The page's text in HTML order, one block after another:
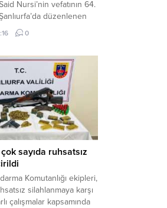
Nursi’nin vefatının 64.
Şanlıurfa’da düzenlenen
manevi ve
Risale-i Nur
Kültür Merkezi’nde
“Küresel Vicdan,
başlıklı panel,
ve hukuk vurgularıyla
sahne oldu. Haber
Eğitim Kültür ve
0
sayıda ruhsatsız
Komutanlığı ekipleri,
silahlanmaya karşı
çalışmalar kapsamında